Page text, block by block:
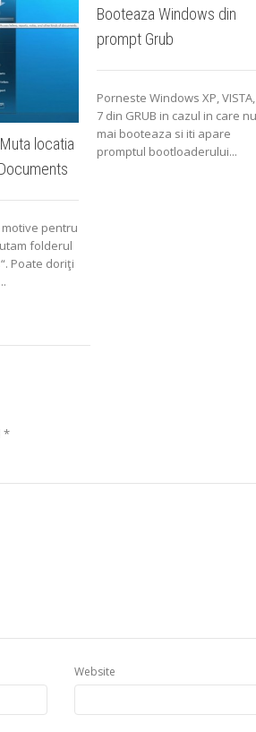
locatia
pentru
folderul
Poate doriţi
Booteaza Windows din
prompt Grub
Porneste Windows XP, VISTA,
7 din GRUB in cazul in care nu
mai booteaza si iti apare
promptul bootloaderului...
*
Website